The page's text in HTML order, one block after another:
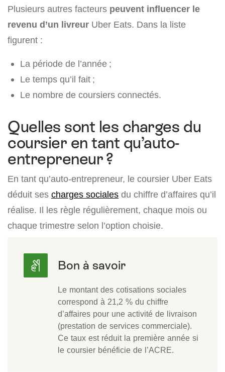
Plusieurs autres facteurs peuvent influencer le
revenu d’un livreur Uber Eats. Dans la liste
figurent :
La période de l’année ;
Le temps qu’il fait ;
Le nombre de coursiers connectés.
Quelles sont les charges du
coursier en tant qu’auto-
entrepreneur ?
En tant qu’auto-entrepreneur, le coursier Uber Eats
déduit ses charges sociales du chiffre d’affaires qu’il
réalise. Il les règle régulièrement, chaque mois ou
chaque trimestre selon l’option choisie.
Le montant des cotisations sociales
correspond à 21,2 % du chiffre
d’affaires pour une activité de livraison
(prestation de services commerciale).
Ce taux est réduit la première année si
le coursier bénéficie de l’ACRE.